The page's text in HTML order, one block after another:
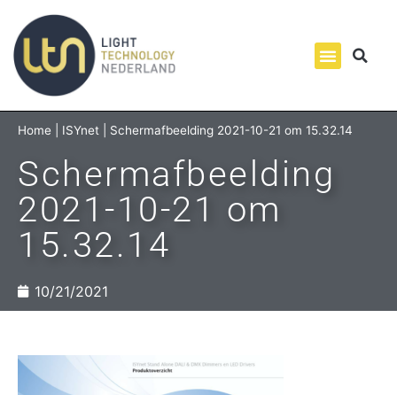
Home ISYnet Schermafbeelding 2021-10-21 om 15.32.14
Schermafbeelding
2021-10-21 om
15.32.14
10/21/2021